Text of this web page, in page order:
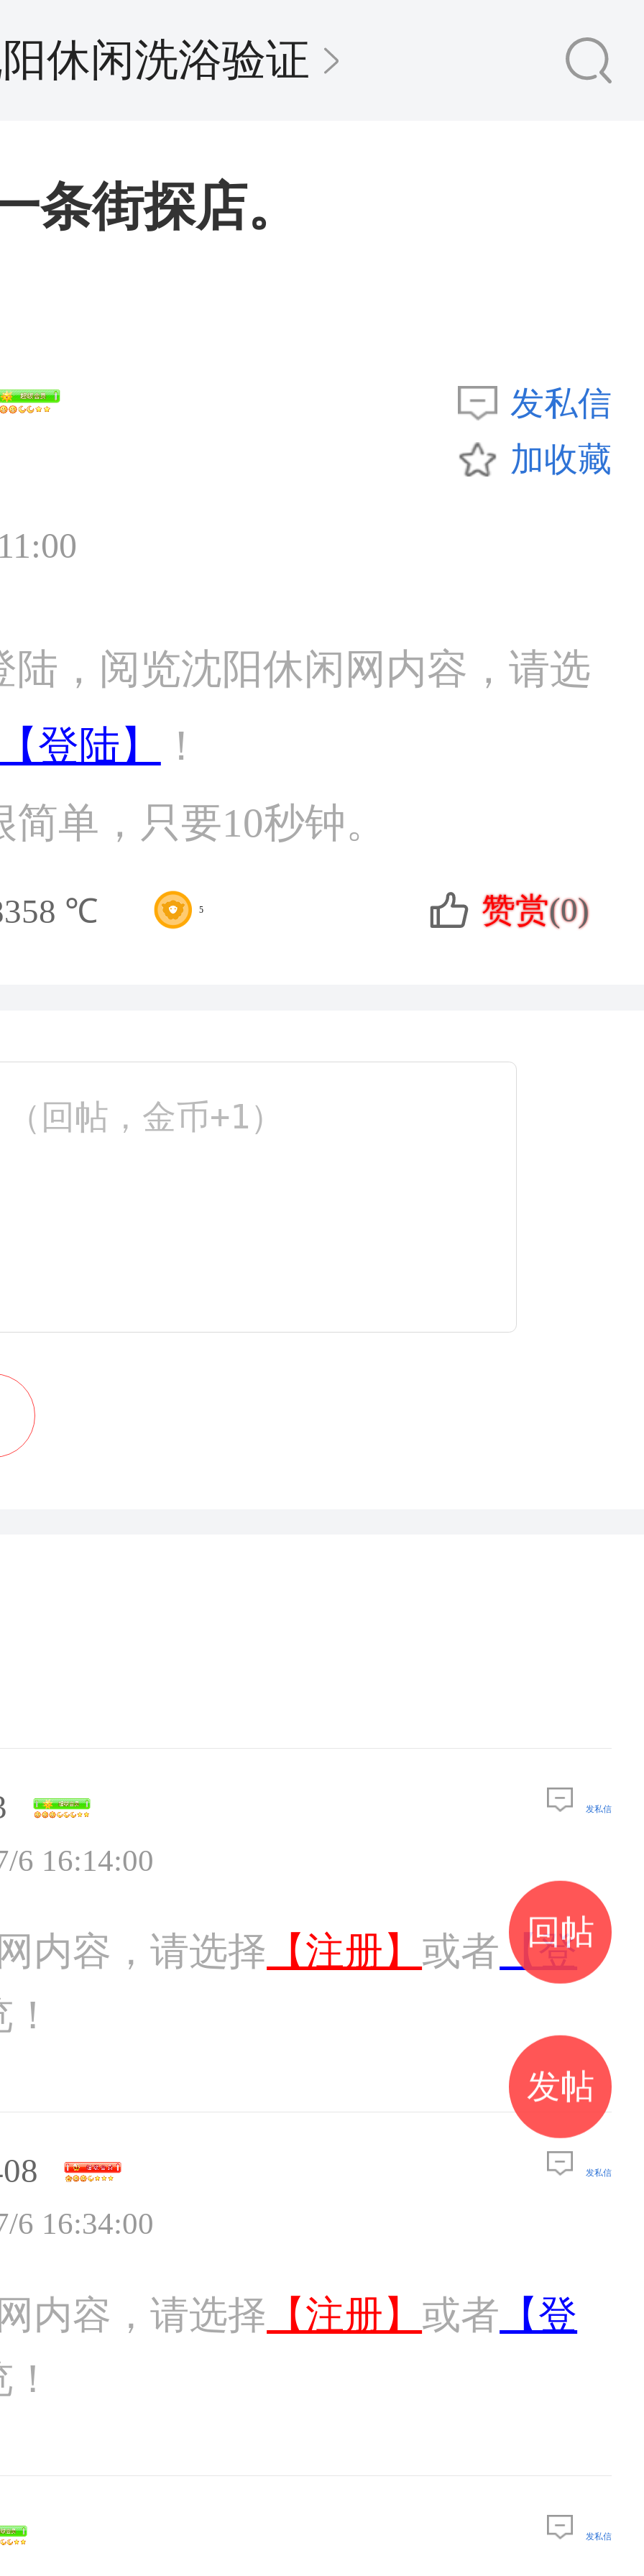
休闲洗浴验证
条街探店。
发私信
加收藏
陆，阅览沈阳休闲网内容，请选
登陆】
！
单，只要10秒钟。
℃ 5 赞赏(0)
6 16:14:00
发私信
内容，请选择 【注册】 或者 【登
6 16:34:00
发私信
内容，请选择 【注册】 或者 【登
发私信
回帖
发帖